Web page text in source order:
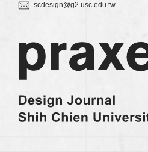
scdesign@g2.usc.edu.tw